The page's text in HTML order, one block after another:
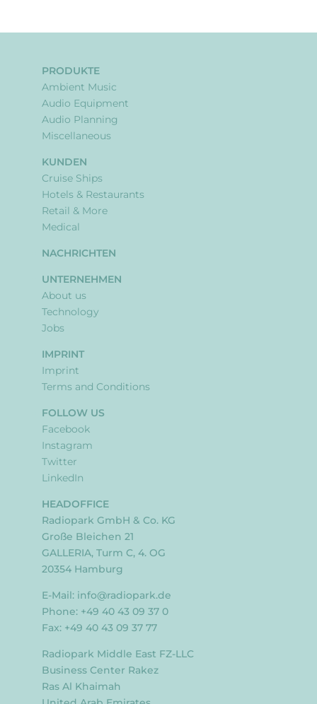
PRODUKTE
Ambient Music
Audio Equipment
Audio Planning
Miscellaneous
KUNDEN
Cruise Ships
Hotels & Restaurants
Retail & More
Medical
NACHRICHTEN
UNTERNEHMEN
About us
Technology
Jobs
IMPRINT
Imprint
Terms and Conditions
FOLLOW US
Facebook
Instagram
Twitter
LinkedIn
HEADOFFICE
Radiopark GmbH & Co. KG
Große Bleichen 21
GALLERIA, Turm C, 4. OG
20354 Hamburg
E-Mail: info@radiopark.de
Phone: +49 40 43 09 37 0
Fax: +49 40 43 09 37 77
Radiopark Middle East FZ-LLC
Business Center Rakez
Ras Al Khaimah